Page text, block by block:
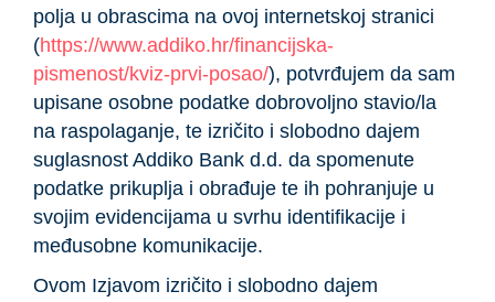
polja u obrascima na ovoj internetskoj stranici
(https://www.addiko.hr/financijska-
pismenost/kviz-prvi-posao/), potvrđujem da sam
upisane osobne podatke dobrovoljno stavio/la
na raspolaganje, te izričito i slobodno dajem
suglasnost Addiko Bank d.d. da spomenute
podatke prikuplja i obrađuje te ih pohranjuje u
svojim evidencijama u svrhu identifikacije i
međusobne komunikacije.
Ovom Izjavom izričito i slobodno dajem